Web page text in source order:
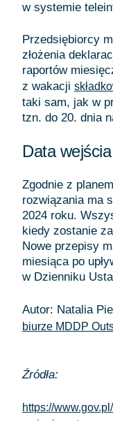
w systemie
Przedsiębiorcy
złożenia
raportów
z wakacji
taki sam, jak w
tzn. do 20. dnia
Data
Zgodnie z
rozwiązania ma
2024 roku.
kiedy zostanie
Nowe przepisy
miesiąca po
w Dzienniku
Autor: Natalia
biurze MDDP
Źródła:
https://